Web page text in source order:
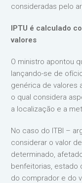
consideradas pelo
IPTU é calculado
valores
O ministro apontou
lançando-se de
genérica de valores
o qual considera
a localização e a
No caso do ITBI –
considerar o valor
determinado,
benfeitorias, estado
do comprador e do